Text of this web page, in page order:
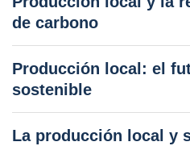
de carbono
Producción local: el
sostenible
La producción local y